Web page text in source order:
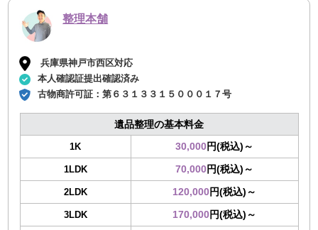
整理本舗
兵庫県神戸市西区対応
本人確認証提出確認済み
古物商許可証：第６３１３３１５０００１７号
遺品整理の基本料金
1K 30,000円(税込)～
1LDK 70,000円(税込)～
2LDK 120,000円(税込)～
3LDK 170,000円(税込)～